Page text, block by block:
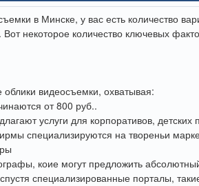
в Минске, у вас есть количество
некоторое количество ключевых
видеосъемки, охватывая:
от 800 руб..
услуги для корпоративов, детских
специализируются на твореньи
коие могут предложить
специализированные порталы,